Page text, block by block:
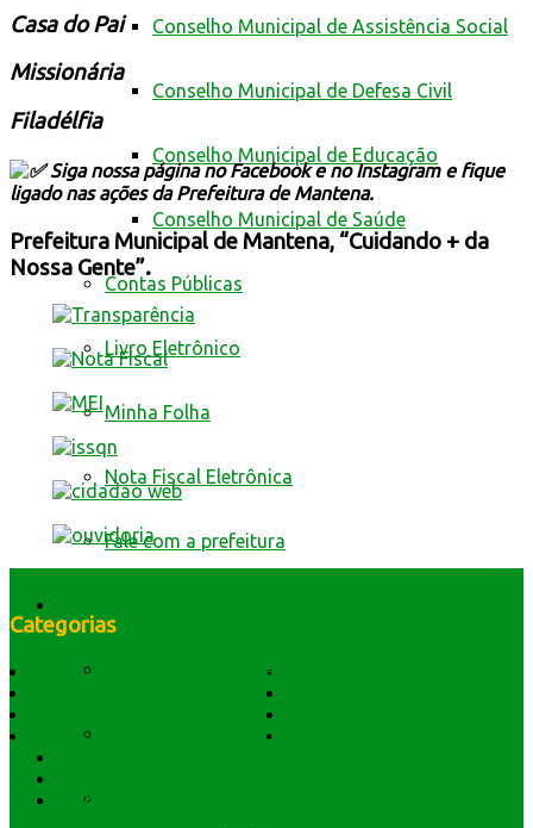
Conselho Municipal de Assistência Social
Conselho Municipal de Defesa Civil
Conselho Municipal de Educação
Conselho Municipal de Saúde
Contas Públicas
Livro Eletrônico
Minha Folha
Nota Fiscal Eletrônica
Fale com a prefeitura
Edital de Notificação
Identificacao do Condutor
Casa do Pai
Missionária
Filadélfia
Siga nossa página no Facebook e no Instagram e fique
ligado nas ações da Prefeitura de Mantena.
Prefeitura Municipal de Mantena, “Cuidando + da
Nossa Gente”.
Categorias
História do Município
Símbolos e Hino
Webmail